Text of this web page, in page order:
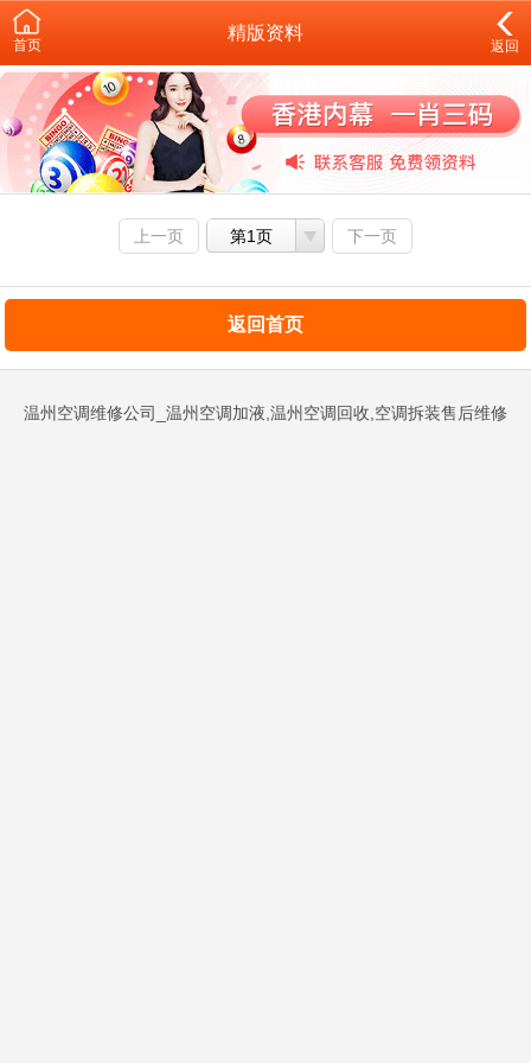
首页
精版资料
返回
上一页 第1页 下一页
返回首页
温州空调维修公司_温州空调加液,温州空调回收,空调拆装售后维修